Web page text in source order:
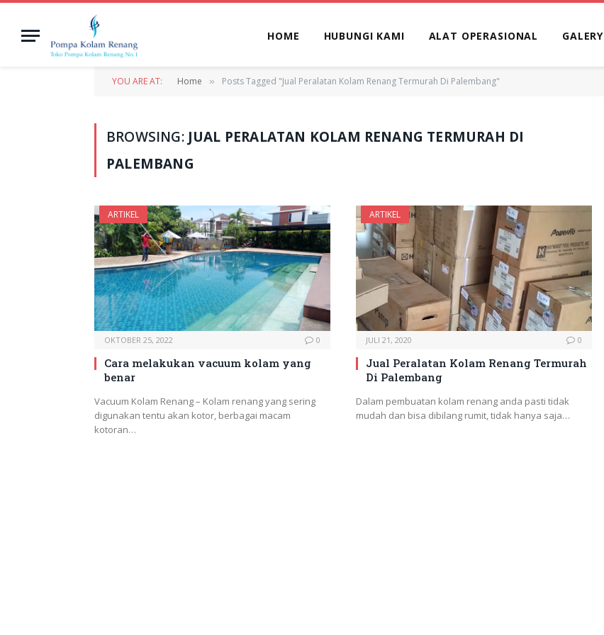
HOME HUBUNGI KAMI ALAT OPERASIONAL GALERY
YOU ARE AT: Home » Posts Tagged "Jual Peralatan Kolam Renang Termurah Di Palembang"
BROWSING: JUAL PERALATAN KOLAM RENANG TERMURAH DI
PALEMBANG
ARTIKEL
OKTOBER 25, 2022 0
Cara melakukan vacuum kolam yang
benar
Vacuum Kolam Renang – Kolam renang yang sering
digunakan tentu akan kotor, berbagai macam
kotoran…
ARTIKEL
JULI 21, 2020 0
Jual Peralatan Kolam Renang Termurah
Di Palembang
Dalam pembuatan kolam renang anda pasti tidak
mudah dan bisa dibilang rumit, tidak hanya saja…